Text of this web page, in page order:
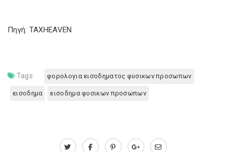
Πηγή: TAXHEAVEN
Tags: φορολογια εισοδηματος φυσικων προσωπων
εισοδημα εισοδημα φυσικων προσωπων